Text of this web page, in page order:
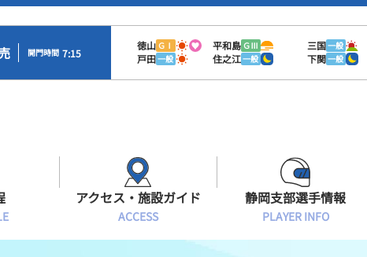
開門時間 7:15
徳山 ＧⅠ 平和島 ＧⅢ 三国一般
戸田一般 住之江一般 下関一般
アクセス・施設ガイド
ACCESS
静岡支部選手情報
PLAYER INFO